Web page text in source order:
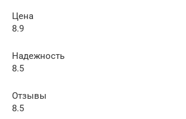
Цена
8.9
Надежность
8.5
Отзывы
8.5